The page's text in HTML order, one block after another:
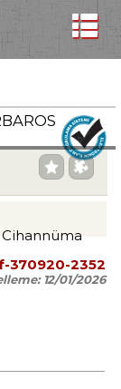
370920-2352
12/01/2026